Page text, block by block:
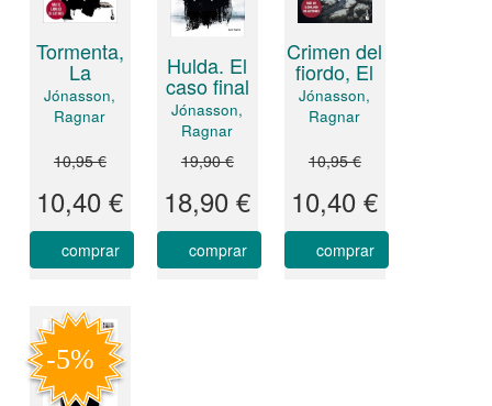
Tormenta,
La
Jónasson,
Ragnar
10,95 €
10,40 €
comprar
Hulda. El
caso final
Jónasson,
Ragnar
19,90 €
18,90 €
comprar
Crimen del
fiordo, El
Jónasson,
Ragnar
10,95 €
10,40 €
comprar